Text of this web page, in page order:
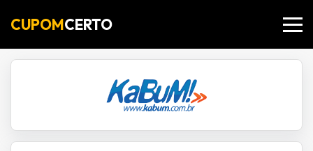
CUPOMCERTO